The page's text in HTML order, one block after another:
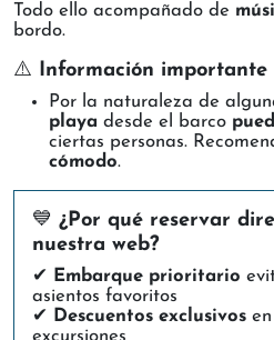
Todo ello acompañado de
bordo.
⚠️ Información importante
Por la naturaleza de
playa desde el barco
ciertas personas.
cómodo.
💙 ¿Por qué reservar
nuestra web?
✔ Embarque prioritario
asientos favoritos
✔ Descuentos exclusivos